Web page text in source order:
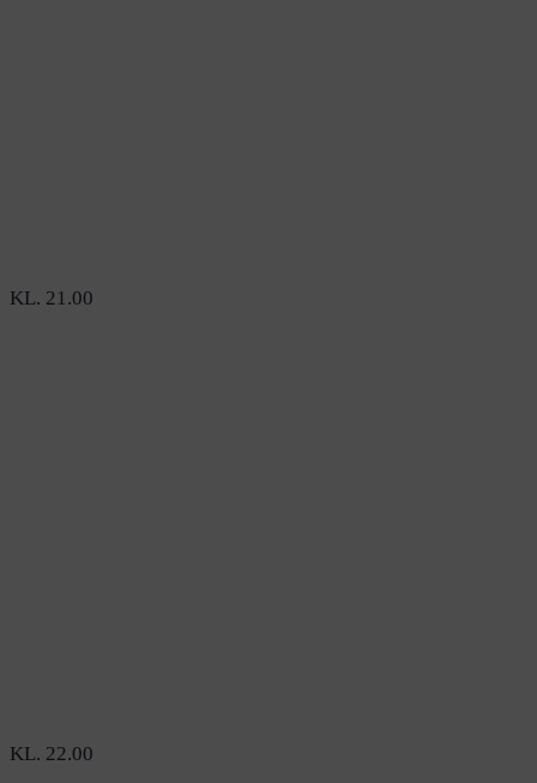
KL. 21.00
KL. 22.00